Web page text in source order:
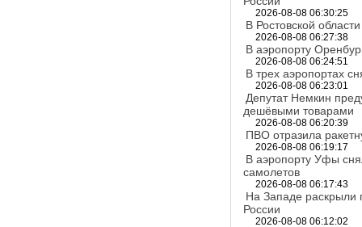
2026-08-08 06:30:25
В Ростовской
2026-08-08 06:27:38
В аэропорту
2026-08-08 06:24:51
В трех аэропортах
2026-08-08 06:23:01
Депутат Немкин
дешёвыми товарами
2026-08-08 06:20:39
ПВО отразила
2026-08-08 06:19:17
В аэропорту Уфы
самолетов
2026-08-08 06:17:43
На Западе раскрыли
России
2026-08-08 06:12:02